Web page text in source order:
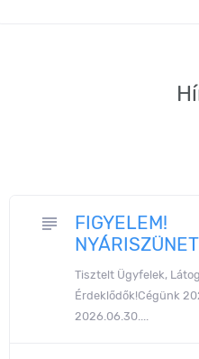
subject
FIGYELEM!
Tisztelt Ügyfelek,
Érdeklődők!Cégünk
2026.06.30....